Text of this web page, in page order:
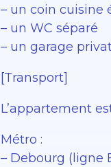
– un coin cuisine
– un WC séparé
– un garage
[Transport]
L’appartement
Métro :
– Debourg (ligne